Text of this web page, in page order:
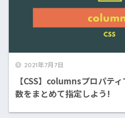
2021年7月7日
【CSS】columnsプロパテ
数をまとめて指定しよう!